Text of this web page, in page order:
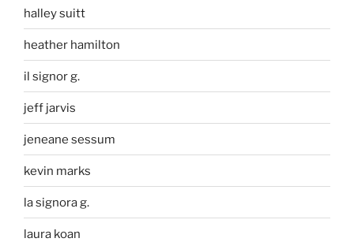
halley suitt
heather hamilton
il signor g.
jeff jarvis
jeneane sessum
kevin marks
la signora g.
laura koan